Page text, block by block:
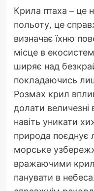
Крила птаха – це
польоту, це
визначає їхню
місце в
ширяє над
покладаючись
Розмах крил
долати величезні
навіть уникати
природа поєднує
морське
вражаючими
панувати в